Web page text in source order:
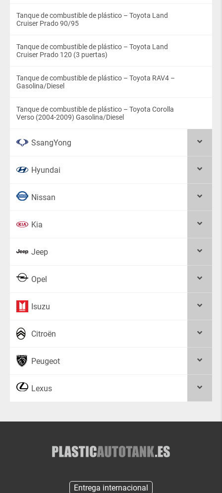
Tanque de combustible de plástico – Toyota Land
Cruiser Prado 90/95
Tanque de combustible de plástico – Toyota Land
Cruiser Prado 120 (3 puertas)
Tanque de combustible de plástico – Toyota RAV4 –
Gasolina/Diesel
Tanque de combustible de plástico – Toyota Corolla
Verso (2004-2009) Gasolina/Diesel
SsangYong
Hyundai
Nissan
Kia
Jeep
Opel
Isuzu
Citroën
Peugeot
Lexus
Entrega internacional